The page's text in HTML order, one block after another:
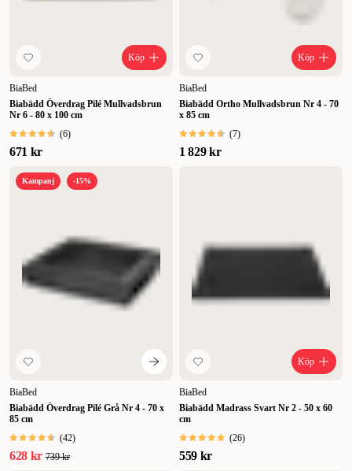
Köp
BiaBed
Biabädd Överdrag Pilé Mullvadsbrun
Nr 6 - 80 x 100 cm
(6)
671 kr
Köp
BiaBed
Biabädd Ortho Mullvadsbrun Nr 4 - 70
x 85 cm
(7)
1 829 kr
Kampanj -15%
BiaBed
Biabädd Överdrag Pilé Grå Nr 4 - 70 x
85 cm
(42)
628 kr 739 kr
Köp
BiaBed
Biabädd Madrass Svart Nr 2 - 50 x 60
cm
(26)
559 kr